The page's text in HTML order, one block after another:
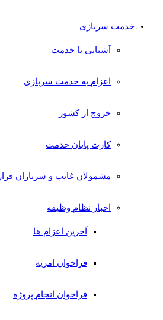
خدمت سربازی
آشنایی با خدمت
اعزام به خدمت سربازی
خروج از کشور
کارت پایان خدمت
مشمولان غایب و سربازان فراری
اخبار نظام وظیفه
آخرین اعزام ها
فراخوان امریه
فراخوان انجام پروژه